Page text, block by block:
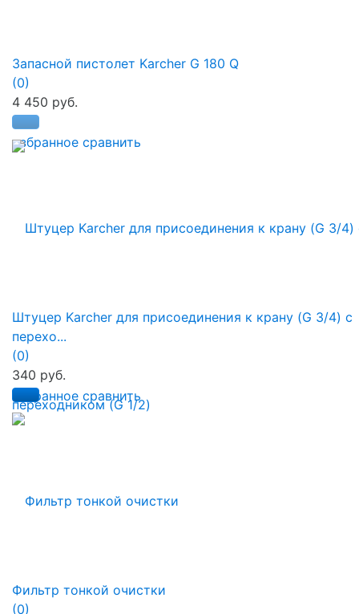
избранное сравнить
Запасной пистолет Karcher G 180 Q
(0)
4 450 руб.
избранное сравнить
Штуцер Karcher для присоединения к крану (G 3/4) с
перехо...
(0)
340 руб.
Фильтр тонкой очистки
(0)